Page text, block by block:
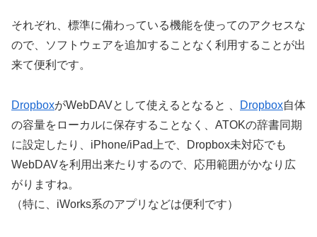
それぞれ、標準に備わっている機能を使ってのアクセスな
ので、ソフトウェアを追加することなく利用することが出
来て便利です。
DropboxがWebDAVとして使えるとなると 、 Dropbox自体
の容量をローカルに保存することなく、ATOKの辞書同期
に設定したり、iPhone/iPad上で、Dropbox未対応でも
WebDAVを利用出来たりするので、応用範囲がかなり広
がりますね。
（特に、iWorks系のアプリなどは便利です）